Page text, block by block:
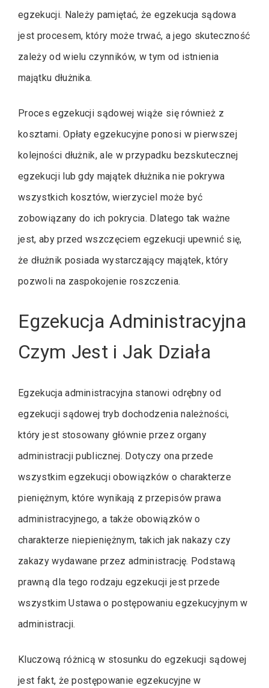
egzekucji. Należy pamiętać, że egzekucja sądowa
jest procesem, który może trwać, a jego skuteczność
zależy od wielu czynników, w tym od istnienia
majątku dłużnika.
Proces egzekucji sądowej wiąże się również z
kosztami. Opłaty egzekucyjne ponosi w pierwszej
kolejności dłużnik, ale w przypadku bezskutecznej
egzekucji lub gdy majątek dłużnika nie pokrywa
wszystkich kosztów, wierzyciel może być
zobowiązany do ich pokrycia. Dlatego tak ważne
jest, aby przed wszczęciem egzekucji upewnić się,
że dłużnik posiada wystarczający majątek, który
pozwoli na zaspokojenie roszczenia.
Egzekucja Administracyjna
Czym Jest i Jak Działa
Egzekucja administracyjna stanowi odrębny od
egzekucji sądowej tryb dochodzenia należności,
który jest stosowany głównie przez organy
administracji publicznej. Dotyczy ona przede
wszystkim egzekucji obowiązków o charakterze
pieniężnym, które wynikają z przepisów prawa
administracyjnego, a także obowiązków o
charakterze niepieniężnym, takich jak nakazy czy
zakazy wydawane przez administrację. Podstawą
prawną dla tego rodzaju egzekucji jest przede
wszystkim Ustawa o postępowaniu egzekucyjnym w
administracji.
Kluczową różnicą w stosunku do egzekucji sądowej
jest fakt, że postępowanie egzekucyjne w